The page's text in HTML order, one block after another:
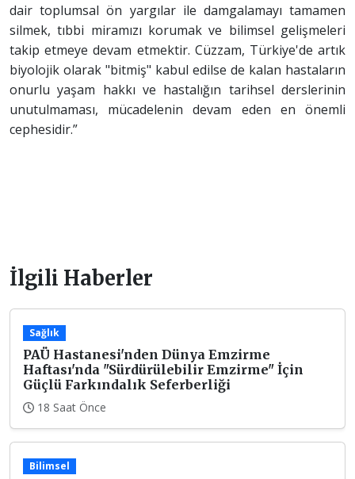
dair toplumsal ön yargılar ile damgalamayı tamamen
silmek, tıbbi miramızı korumak ve bilimsel gelişmeleri
takip etmeye devam etmektir. Cüzzam, Türkiye'de artık
biyolojik olarak "bitmiş" kabul edilse de kalan hastaların
onurlu yaşam hakkı ve hastalığın tarihsel derslerinin
unutulmaması, mücadelenin devam eden en önemli
cephesidir.”
İlgili Haberler
Sağlık
PAÜ Hastanesi'nden Dünya Emzirme
Haftası'nda "Sürdürülebilir Emzirme" İçin
Güçlü Farkındalık Seferberliği
18 Saat Önce
Bilimsel